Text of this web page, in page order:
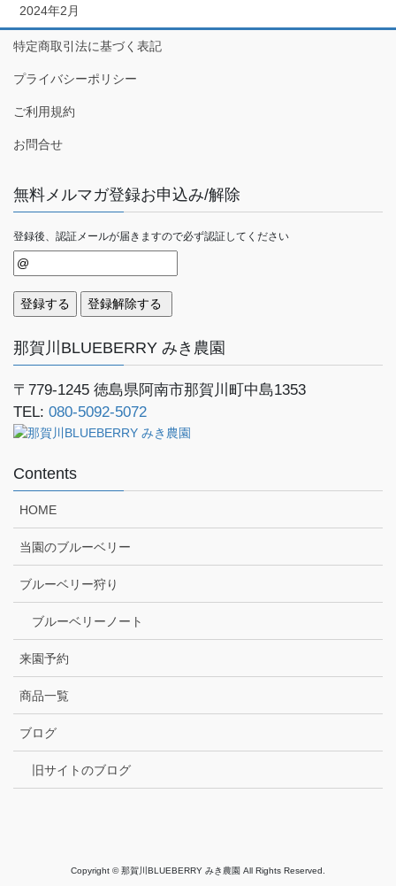
2024年2月
特定商取引法に基づく表記
プライバシーポリシー
ご利用規約
お問合せ
無料メルマガ登録お申込み/解除
登録後、認証メールが届きますので必ず認証してください
那賀川BLUEBERRY みき農園
〒779-1245 徳島県阿南市那賀川町中島1353
TEL: 080-5092-5072
Contents
HOME
当園のブルーベリー
ブルーベリー狩り
ブルーベリーノート
来園予約
商品一覧
ブログ
旧サイトのブログ
Copyright © 那賀川BLUEBERRY みき農園 All Rights Reserved.